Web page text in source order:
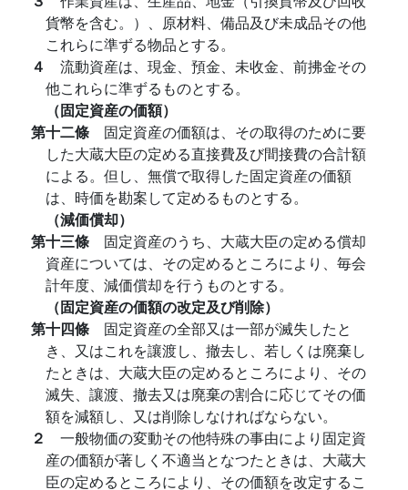
貨幣を含む。）、原材料、備品及び未成品その他
これらに準ずる物品とする。
４ 流動資産は、現金、預金、未收金、前拂金その
他これらに準ずるものとする。
（固定資産の価額）
第十二條 固定資産の価額は、その取得のために要
した大蔵大臣の定める直接費及び間接費の合計額
による。但し、無償で取得した固定資産の価額
は、時価を勘案して定めるものとする。
（減価償却）
第十三條 固定資産のうち、大蔵大臣の定める償却
資産については、その定めるところにより、毎会
計年度、減価償却を行うものとする。
（固定資産の価額の改定及び削除）
第十四條 固定資産の全部又は一部が滅失したと
き、又はこれを讓渡し、撤去し、若しくは廃棄し
たときは、大蔵大臣の定めるところにより、その
滅失、讓渡、撤去又は廃棄の割合に応じてその価
額を減額し、又は削除しなければならない。
２ 一般物価の変動その他特殊の事由により固定資
産の価額が著しく不適当となつたときは、大蔵大
臣の定めるところにより、その価額を改定するこ